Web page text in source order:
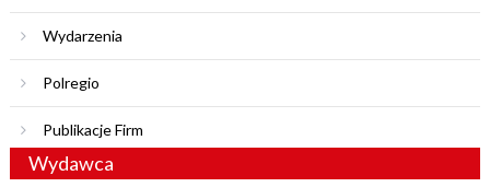
Wydarzenia
Polregio
Publikacje Firm
Wydawca